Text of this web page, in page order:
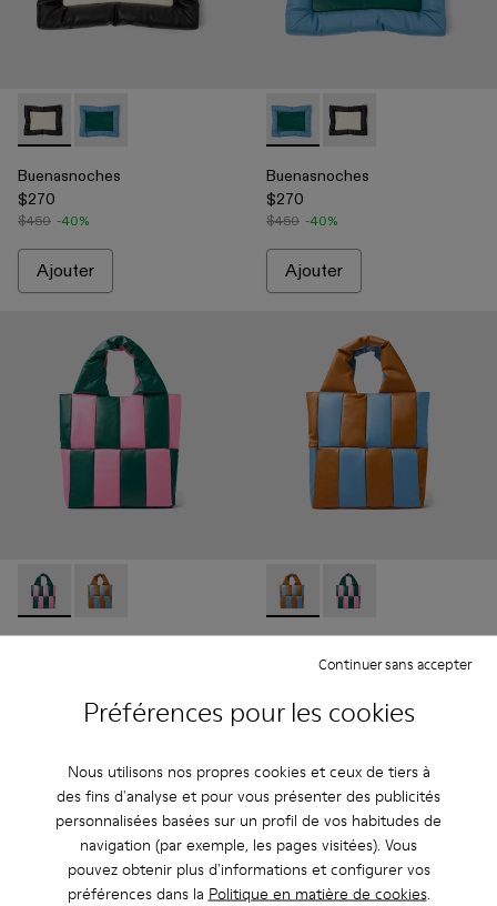
Préférences pour les cookies
Nous utilisons nos propres cookies et ceux de tiers à
des fins d'analyse et pour vous présenter des publicités
personnalisées basées sur un profil de vos habitudes de
navigation (par exemple, les pages visitées). Vous
pouvez obtenir plus d'informations et configurer vos
préférences dans la Politique en matière de cookies.
Continuer sans accepter
Buenasnoches - AB00001-001 - Multicolor
Buenasnoches - AB00001-002 - Multicolor
Buenasnoches
$270
$450 -40%
Ajouter
Buenasnoches - AB00001-
Buenasnoches -
Buenasnoches
$270
$450 -40%
Ajouter
Buenasnoches - AB00002-002 - Multicolor
Buenasnoches - AB00002-003 - Multicolor
Ajouter
Buenasnoches - AB00002-
Buenasnoches -